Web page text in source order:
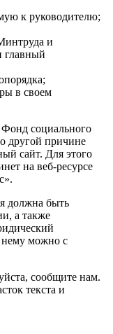
к руководителю;
и
главный
в своем
социального
другой причине
сайт. Для этого
на веб-ресурсе
должна быть
а также
нему можно с
сообщите нам.
текста и